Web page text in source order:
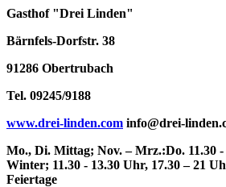
Gasthof "Drei Linden"
Bärnfels-Dorfstr. 38
91286 Obertrubach
Tel. 09245/9188
www.drei-linden.com info@drei-
Mo., Di. Mittag; Nov. – Mrz.:Do. 11.30
Winter; 11.30 - 13.30 Uhr, 17.30 – 21
Feiertage